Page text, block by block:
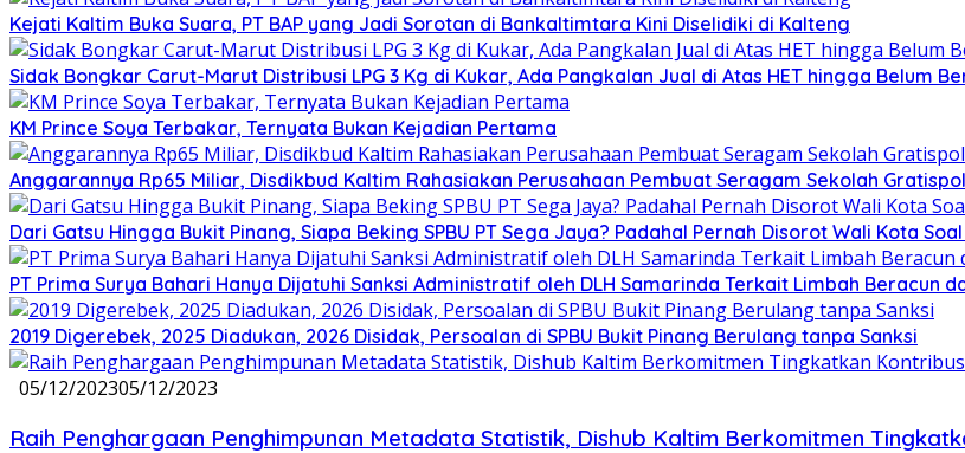
Kejati Kaltim Buka Suara, PT BAP yang Jadi Sorotan di Bankaltimtara Kini Diselidiki di Kalteng
Sidak Bongkar Carut-Marut Distribusi LPG 3 Kg di Kukar, Ada Pangkalan Jual di Atas HET hingga Belum
KM Prince Soya Terbakar, Ternyata Bukan Kejadian Pertama
Anggarannya Rp65 Miliar, Disdikbud Kaltim Rahasiakan Perusahaan Pembuat Seragam Sekolah
Dari Gatsu Hingga Bukit Pinang, Siapa Beking SPBU PT Sega Jaya? Padahal Pernah Disorot Wali Kota Soal
PT Prima Surya Bahari Hanya Dijatuhi Sanksi Administratif oleh DLH Samarinda Terkait Limbah Beracun
2019 Digerebek, 2025 Diadukan, 2026 Disidak, Persoalan di SPBU Bukit Pinang Berulang tanpa Sanksi
05/12/202305/12/2023
Raih Penghargaan Penghimpunan Metadata Statistik, Dishub Kaltim Berkomitmen